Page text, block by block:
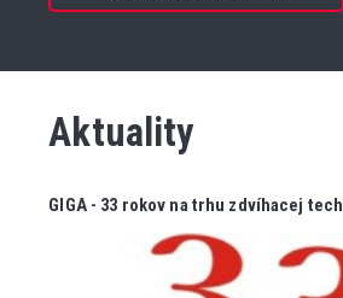
Aktuality
GIGA - 33 rokov na trhu zdvíhacej